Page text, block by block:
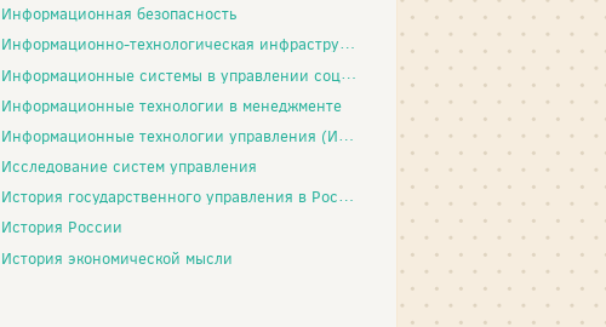
Информационная безопасность
Информационно-технологическая инфраструктура организации
Информационные системы в управлении социально-трудовой сферой
Информационные технологии в менеджменте
Информационные технологии управления (ИТУ)
Исследование систем управления
История государственного управления в России
История России
История экономической мысли